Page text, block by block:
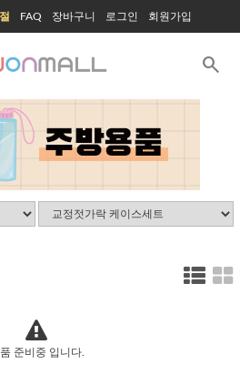
FAQ 장바구니 로그인 회원가입
search
준비중 입니다.